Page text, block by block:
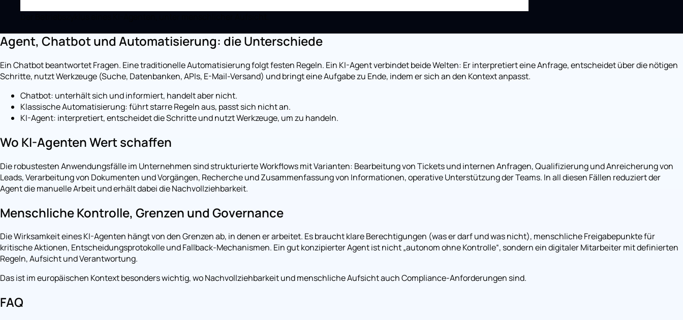
Agent, Chatbot und Automatisierung: die Unterschiede
Ein Chatbot beantwortet Fragen. Eine traditionelle Automatisierung folgt festen Regeln. Ein KI-Agent verbindet beide Welten: Er interpretiert eine Anfrage, entscheidet über die nötigen
Schritte, nutzt Werkzeuge (Suche, Datenbanken, APIs, E-Mail-Versand) und bringt eine Aufgabe zu Ende, indem er sich an den Kontext anpasst.
Chatbot: unterhält sich und informiert, handelt aber nicht.
Klassische Automatisierung: führt starre Regeln aus, passt sich nicht an.
KI-Agent: interpretiert, entscheidet die Schritte und nutzt Werkzeuge, um zu handeln.
Wo KI-Agenten Wert schaffen
Die robustesten Anwendungsfälle im Unternehmen sind strukturierte Workflows mit Varianten: Bearbeitung von Tickets und internen Anfragen, Qualifizierung und Anreicherung von
Leads, Verarbeitung von Dokumenten und Vorgängen, Recherche und Zusammenfassung von Informationen, operative Unterstützung der Teams. In all diesen Fällen reduziert der
Agent die manuelle Arbeit und erhält dabei die Nachvollziehbarkeit.
Menschliche Kontrolle, Grenzen und Governance
Die Wirksamkeit eines KI-Agenten hängt von den Grenzen ab, in denen er arbeitet. Es braucht klare Berechtigungen (was er darf und was nicht), menschliche Freigabepunkte für
kritische Aktionen, Entscheidungsprotokolle und Fallback-Mechanismen. Ein gut konzipierter Agent ist nicht „autonom ohne Kontrolle“, sondern ein digitaler Mitarbeiter mit definierten
Regeln, Aufsicht und Verantwortung.
Das ist im europäischen Kontext besonders wichtig, wo Nachvollziehbarkeit und menschliche Aufsicht auch Compliance-Anforderungen sind.
FAQ